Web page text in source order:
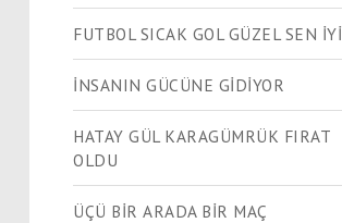
FUTBOL SICAK GOL GÜZEL SEN İYİ
İNSANIN GÜCÜNE GİDİYOR
HATAY GÜL KARAGÜMRÜK FIRAT
OLDU
ÜÇÜ BİR ARADA BİR MAÇ